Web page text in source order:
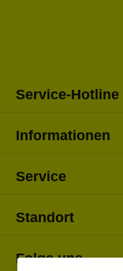
Service-Hotline
Informationen
Service
Standort
Folge uns